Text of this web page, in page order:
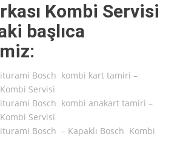
Kombi Servisi
başlıca
Bosch kombi kart tamiri –
Servisi
Bosch kombi anakart tamiri –
Servisi
Bosch – Kapaklı Bosch Kombi